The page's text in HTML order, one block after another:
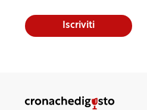
Iscriviti